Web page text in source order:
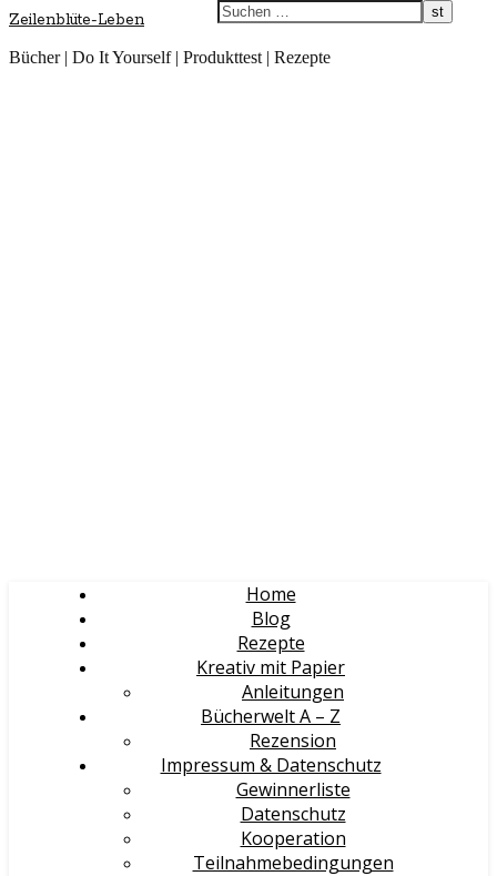
Zeilenblüte-Leben
Bücher | Do It Yourself | Produkttest | Rezepte
Home
Blog
Rezepte
Kreativ mit Papier
Anleitungen
Bücherwelt A – Z
Rezension
Impressum & Datenschutz
Gewinnerliste
Datenschutz
Kooperation
Teilnahmebedingungen